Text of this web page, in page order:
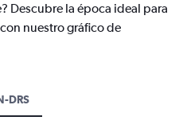
Descubre la época ideal para
nuestro gráfico de
DRS